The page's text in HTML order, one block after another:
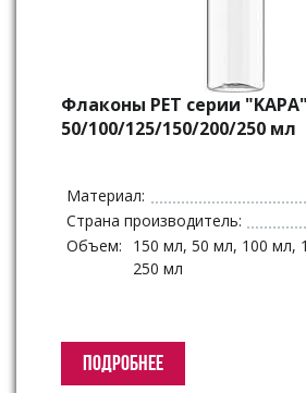
Флаконы PET серии "KAPA"
50/100/125/150/200/250 мл
Материал:
Страна производитель:
Объем:
150 мл, 50 мл, 100 мл,
250 мл
ПОДРОБНЕЕ